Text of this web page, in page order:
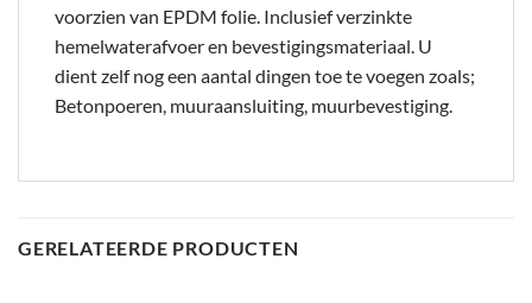
voorzien van EPDM folie. Inclusief verzinkte
hemelwaterafvoer en bevestigingsmateriaal. U
dient zelf nog een aantal dingen toe te voegen zoals;
Betonpoeren, muuraansluiting, muurbevestiging.
GERELATEERDE PRODUCTEN